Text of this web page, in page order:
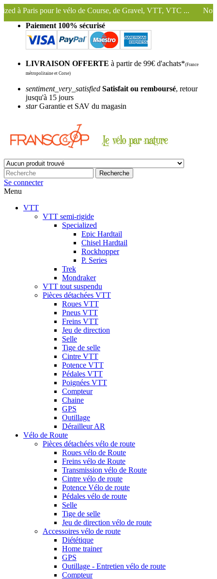
de Course, de Gravel, VTT, VTC ...
Nous conservons et
Paiement 100% sécurisé
LIVRAISON OFFERTE à partir de 99€ d'achats*(France
métropolitaine et Corse)
sentiment_very_satisfied Satisfait ou remboursé, retour
jusqu'à 15 jours
starGarantie et SAV du magasin
Recherche
Se connecter
Menu
VTT
VTT semi-rigide
Specialized
Epic Hardtail
Chisel Hardtail
Rockhopper
P. Series
Trek
Mondraker
VTT tout suspendu
Pièces détachées VTT
Roues VTT
Pneus VTT
Freins VTT
Jeu de direction
Selle
Tige de selle
Cintre VTT
Potence VTT
Pédales VTT
Poignées VTT
Compteur
Chaine
GPS
Outillage
Dérailleur AR
Vélo de Route
Pièces détachées vélo de route
Roues vélo de Route
Freins vélo de Route
Transmission vélo de Route
Cintre vélo de route
Potence Vélo de route
Pédales vélo de route
Selle
Tige de selle
Jeu de direction vélo de route
Accessoires vélo de route
Diététique
Home trainer
GPS
Outillage - Entretien vélo de route
Compteur